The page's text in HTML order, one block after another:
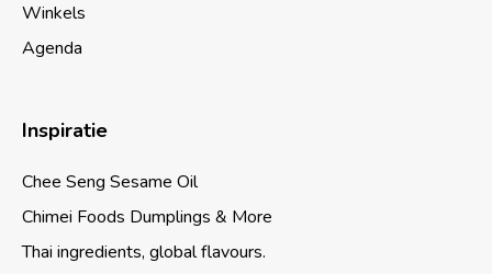
Winkels
Agenda
Inspiratie
Chee Seng Sesame Oil
Chimei Foods Dumplings & More
Thai ingredients, global flavours.